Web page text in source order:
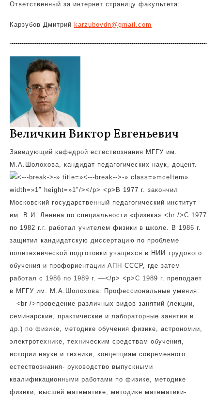
Ответственный за интернет страницу факультета:
Карзубов Дмитрий karzubovdn@gmail.com
Величкин Виктор Евгеньевич
Заведующий кафедрой естествознания МГГУ им.
М.А.Шолохова, кандидат педагогических наук, доцент.